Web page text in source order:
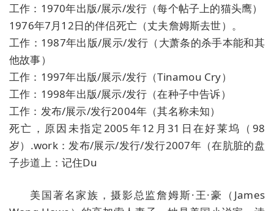
工作：1970年出版/展示/发行（每个帖子上的猫头鹰）
1976年7月12日的伴侣死亡（丈夫詹姆斯去世）。
工作：1987年出版/展示/发行（大萧条的杀手本能和其
他故事）
工作：1997年出版/展示/发行（Tinamou Cry）
工作：1998年出版/展示/发行（在种子中告诉）
工作：发布/展示/发行2004年（其名称未知）
死亡，原因未指定2005年12月31日在好莱坞（98
岁）.work：发布/展示/发行/发行2007年（在肮脏的盘
子步道上：记住Du
美国著名家族，摄影总监詹姆斯·王·豪（James